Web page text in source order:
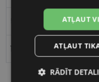
18
ATĻAUT
ATĻAUT
RĀDĪT